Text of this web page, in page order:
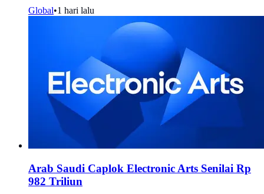
Global•1 hari lalu
Arab Saudi Caplok Electronic Arts Senilai Rp
982 Triliun